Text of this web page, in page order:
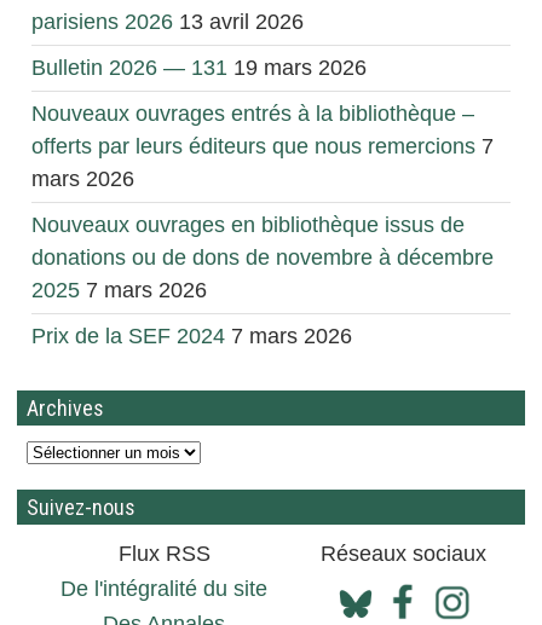
parisiens 2026 13 avril 2026
Bulletin 2026 — 131 19 mars 2026
Nouveaux ouvrages entrés à la bibliothèque –
offerts par leurs éditeurs que nous remercions 7
mars 2026
Nouveaux ouvrages en bibliothèque issus de
donations ou de dons de novembre à décembre
2025 7 mars 2026
Prix de la SEF 2024 7 mars 2026
Archives
Suivez-nous
Flux RSS
Réseaux sociaux
De l'intégralité du site